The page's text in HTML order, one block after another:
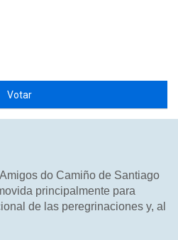
do Camiño de Santiago
principalmente para
de las peregrinaciones y, al